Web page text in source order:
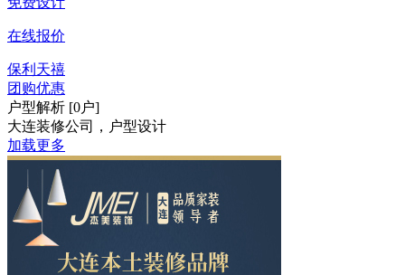
在线报价
保利天禧
团购优惠
户型解析 [0户]
大连装修公司，户型设计
加载更多